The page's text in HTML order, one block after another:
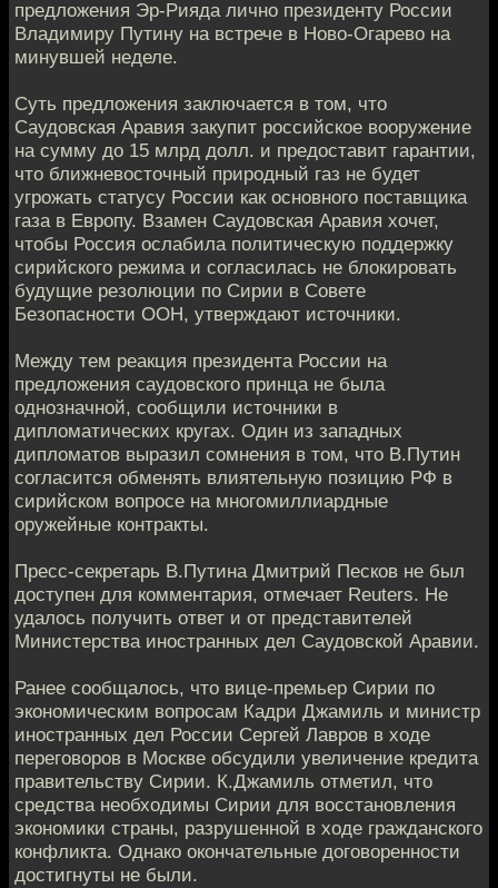
предложения Эр-Рияда лично президенту России
Владимиру Путину на встрече в Ново-Огарево на
минувшей неделе.
Суть предложения заключается в том, что
Саудовская Аравия закупит российское вооружение
на сумму до 15 млрд долл. и предоставит гарантии,
что ближневосточный природный газ не будет
угрожать статусу России как основного поставщика
газа в Европу. Взамен Саудовская Аравия хочет,
чтобы Россия ослабила политическую поддержку
сирийского режима и согласилась не блокировать
будущие резолюции по Сирии в Совете
Безопасности ООН, утверждают источники.
Между тем реакция президента России на
предложения саудовского принца не была
однозначной, сообщили источники в
дипломатических кругах. Один из западных
дипломатов выразил сомнения в том, что В.Путин
согласится обменять влиятельную позицию РФ в
сирийском вопросе на многомиллиардные
оружейные контракты.
Пресс-секретарь В.Путина Дмитрий Песков не был
доступен для комментария, отмечает Reuters. Не
удалось получить ответ и от представителей
Министерства иностранных дел Саудовской Аравии.
Ранее сообщалось, что вице-премьер Сирии по
экономическим вопросам Кадри Джамиль и министр
иностранных дел России Сергей Лавров в ходе
переговоров в Москве обсудили увеличение кредита
правительству Сирии. К.Джамиль отметил, что
средства необходимы Сирии для восстановления
экономики страны, разрушенной в ходе гражданского
конфликта. Однако окончательные договоренности
достигнуты не были.